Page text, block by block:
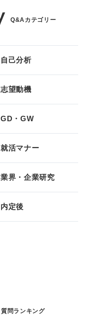
Q&Aカテゴリー
自己分析
志望動機
GD・GW
就活マナー
業界・企業研究
内定後
質問ランキング